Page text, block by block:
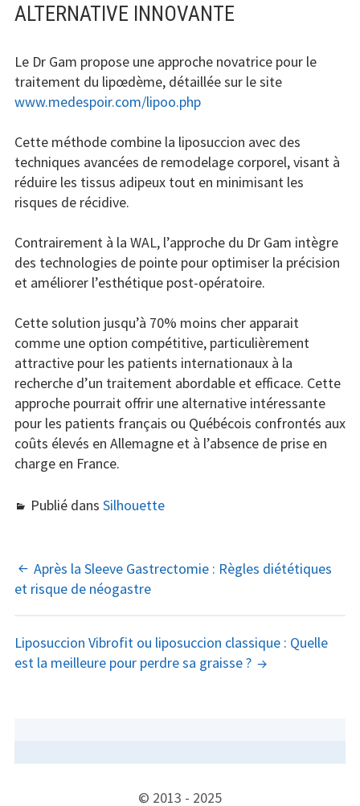
ALTERNATIVE INNOVANTE
Le Dr Gam propose une approche novatrice pour le
traitement du lipœdème, détaillée sur le site
www.medespoir.com/lipoo.php
Cette méthode combine la liposuccion avec des
techniques avancées de remodelage corporel, visant à
réduire les tissus adipeux tout en minimisant les
risques de récidive.
Contrairement à la WAL, l’approche du Dr Gam intègre
des technologies de pointe pour optimiser la précision
et améliorer l’esthétique post-opératoire.
Cette solution jusqu’à 70% moins cher apparait
comme une option compétitive, particulièrement
attractive pour les patients internationaux à la
recherche d’un traitement abordable et efficace. Cette
approche pourrait offrir une alternative intéressante
pour les patients français ou Québécois confrontés aux
coûts élevés en Allemagne et à l’absence de prise en
charge en France.
Publié dans Silhouette
NAVIGATION
DES
Après la Sleeve Gastrectomie : Règles diététiques
et risque de néogastre
Liposuccion Vibrofit ou liposuccion classique : Quelle
est la meilleure pour perdre sa graisse ?
LATÉRALE
© 2013 - 2025